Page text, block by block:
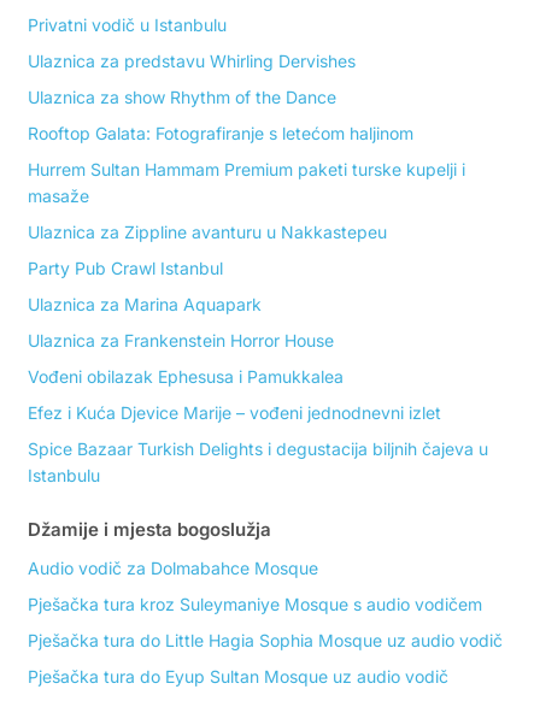
Privatni vodič u Istanbulu
Ulaznica za predstavu Whirling Dervishes
Ulaznica za show Rhythm of the Dance
Rooftop Galata: Fotografiranje s letećom haljinom
Hurrem Sultan Hammam Premium paketi turske kupelji i
masaže
Ulaznica za Zippline avanturu u Nakkastepeu
Party Pub Crawl Istanbul
Ulaznica za Marina Aquapark
Ulaznica za Frankenstein Horror House
Vođeni obilazak Ephesusa i Pamukkalea
Efez i Kuća Djevice Marije – vođeni jednodnevni izlet
Spice Bazaar Turkish Delights i degustacija biljnih čajeva u
Istanbulu
Džamije i mjesta bogoslužja
Audio vodič za Dolmabahce Mosque
Pješačka tura kroz Suleymaniye Mosque s audio vodičem
Pješačka tura do Little Hagia Sophia Mosque uz audio vodič
Pješačka tura do Eyup Sultan Mosque uz audio vodič